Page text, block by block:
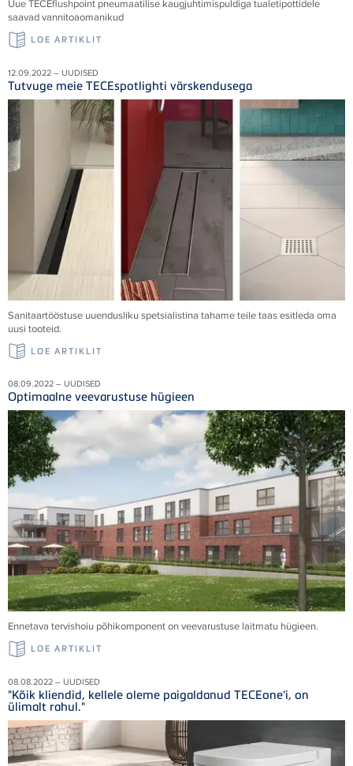
UueTECEflushpoint pneumaatilise kaugjuhtimispuldiga tualetipottidele
saavad vannitoaomanikud
LOE ARTIKLIT
12.09.2022 – UUDISED
Tutvuge meie TECEspotlighti värskendusega
Sanitaartööstuse uuendusliku spetsialistina tahame teile taas esitleda oma
uusi tooteid.
LOE ARTIKLIT
08.09.2022 – UUDISED
Optimaalne veevarustuse hügieen
Ennetava tervishoiu põhikomponent on veevarustuse laitmatu hügieen.
LOE ARTIKLIT
08.08.2022 – UUDISED
"Kõik kliendid, kellele oleme paigaldanud TECEone'i, on
ülimalt rahul."